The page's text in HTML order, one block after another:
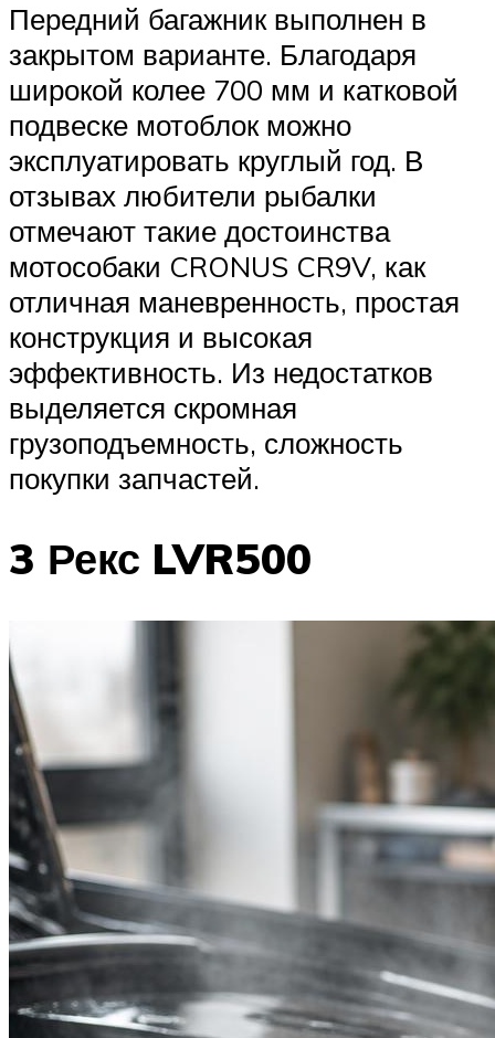
Передний багажник выполнен в
закрытом варианте. Благодаря
широкой колее 700 мм и катковой
подвеске мотоблок можно
эксплуатировать круглый год. В
отзывах любители рыбалки
отмечают такие достоинства
мотособаки CRONUS CR9V, как
отличная маневренность, простая
конструкция и высокая
эффективность. Из недостатков
выделяется скромная
грузоподъемность, сложность
покупки запчастей.
3 Рекс LVR500